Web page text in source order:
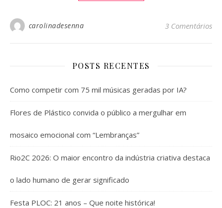
carolinadesenna 3 Comentários
POSTS RECENTES
Como competir com 75 mil músicas geradas por IA?
Flores de Plástico convida o público a mergulhar em
mosaico emocional com “Lembranças”
Rio2C 2026: O maior encontro da indústria criativa destaca
o lado humano de gerar significado
Festa PLOC: 21 anos – Que noite histórica!